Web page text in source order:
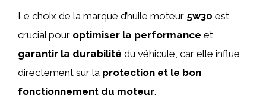
Le choix de la marque d’huile moteur 5w30 est
crucial pour optimiser la performance et
garantir la durabilité du véhicule, car elle influe
directement sur la protection et le bon
fonctionnement du moteur.